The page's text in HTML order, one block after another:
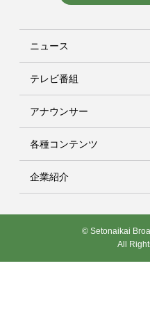
ニュース
テレビ番組
アナウンサー
各種コンテンツ
企業紹介
© Setonaikai
All